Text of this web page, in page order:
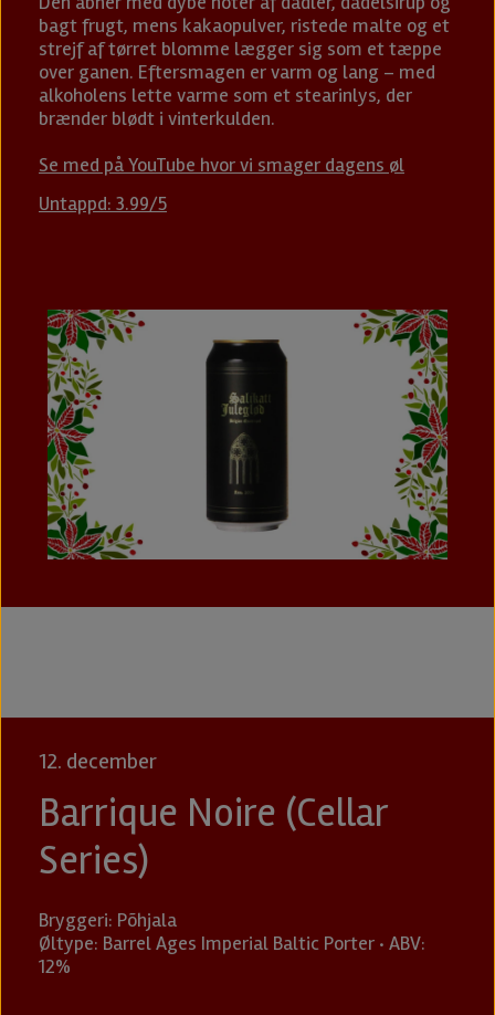
bagt frugt, mens kakaopulver, ristede malte og et
strejf af tørret blomme lægger sig som et tæppe
over ganen. Eftersmagen er varm og lang – med
alkoholens lette varme som et stearinlys, der
brænder blødt i vinterkulden.
Se med på YouTube hvor vi smager dagens øl
Untappd: 3.99/5
12. december
Barrique Noire (Cellar
Series)
Bryggeri: Põhjala
Øltype: Barrel Ages Imperial Baltic Porter · ABV:
12%